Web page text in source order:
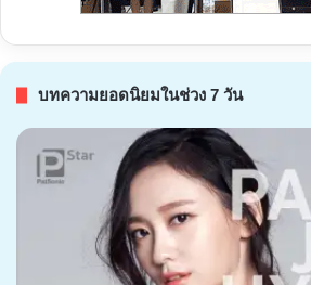
บทความยอดนิยมในช่วง 7 วัน